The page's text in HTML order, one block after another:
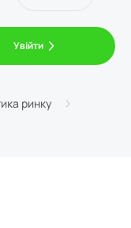
Увійти
ринку